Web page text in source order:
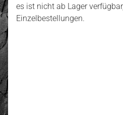
es ist nicht ab Lager
Einzelbestellungen.